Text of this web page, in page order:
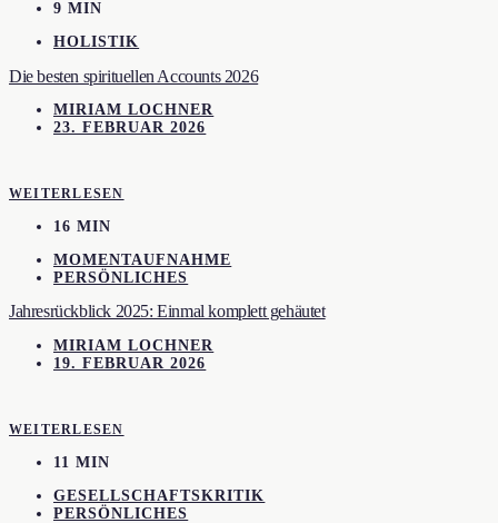
9 MIN
HOLISTIK
Die besten spirituellen Accounts 2026
MIRIAM LOCHNER
23. FEBRUAR 2026
WEITERLESEN
16 MIN
MOMENTAUFNAHME
PERSÖNLICHES
Jahresrückblick 2025: Einmal komplett gehäutet
MIRIAM LOCHNER
19. FEBRUAR 2026
WEITERLESEN
11 MIN
GESELLSCHAFTSKRITIK
PERSÖNLICHES